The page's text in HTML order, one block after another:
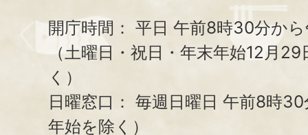
開庁時間： 平日 午前8時30分か
（土曜日・祝日・年末年始12月
く）
日曜窓口： 毎週日曜日 午前8時
年始を除く）